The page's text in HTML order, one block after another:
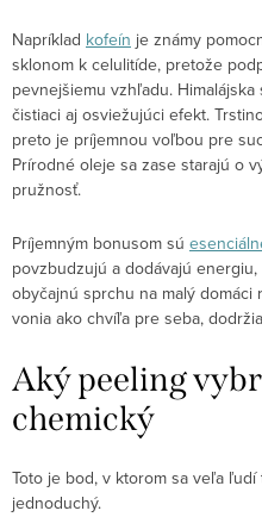
Napríklad kofeín je známy
sklonom k celulitíde, pretože
pevnejšiemu vzhľadu.
čistiaci aj osviežujúci efekt.
preto je príjemnou voľbou pre
Prírodné oleje sa zase starajú o
pružnosť.
Príjemným bonusom sú
povzbudzujú a dodávajú
obyčajnú sprchu na malý
vonia ako chvíľa pre seba,
Aký peeling
chemický
Toto je bod, v ktorom sa veľa
jednoduchý.